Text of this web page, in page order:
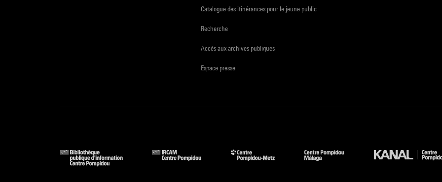
Catalogue des itinérances pour le jeune public
Recherche
Accès aux archives publiques
Espace presse